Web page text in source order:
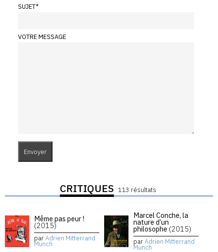
SUJET*
VOTRE MESSAGE
CRITIQUES 113 résultats
Même pas peur !
(2015)
parAdrien Mitterrand
Munch
Marcel Conche, la
nature d’un
philosophe (2015)
parAdrien Mitterrand
Munch